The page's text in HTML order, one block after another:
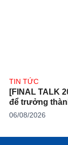
TIN TỨC
[FINAL TALK
để trưởng
06/08/2026